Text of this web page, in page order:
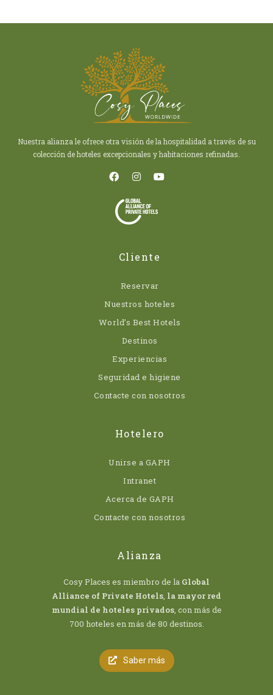
Nuestra alianza le ofrece otra visión de la hospitalidad a través de su
colección de hoteles excepcionales y habitaciones refinadas.
Cliente
Reservar
Nuestros hoteles
World’s Best Hotels
Destinos
Experiencias
Seguridad e higiene
Contacte con nosotros
Hotelero
Unirse a GAPH
Intranet
Acerca de GAPH
Contacte con nosotros
Alianza
Cosy Places es miembro de la Global
Alliance of Private Hotels, la mayor red
mundial de hoteles privados, con más de
700 hoteles en más de 80 destinos.
Saber más